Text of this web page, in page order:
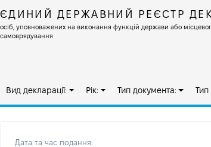
ЄДИНИЙ ДЕРЖАВНИЙ РЕЄСТР
осіб, уповноважених на виконання функцій держави або
самоврядування
Вид декларації: Рік: Тип документа: Тип
Дата та час подання: